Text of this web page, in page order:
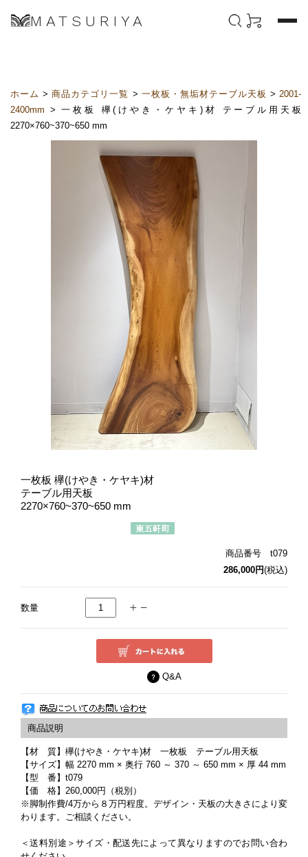
MATSURIYA
ホーム >商品カテゴリ一覧 > 一枚板・無垢材テーブル天板 >2001-
2400mm > 一枚板 欅(けやき・ケヤキ)材 テーブル用天板
2270×760~370~650 mm
一枚板 欅(けやき・ケヤキ)材
テーブル用天板
2270×760~370~650 mm
商品番号 t079
286,000円(税込)
数量
Q&A
【材 質】欅(けやき・ケヤキ)材 一枚板 テーブル用天板
【サイズ】幅 2270 mm × 奥行 760 ～ 370 ～ 650 mm × 厚 44 mm
【型 番】t079
【価 格】260,000円（税別）
※脚制作費/4万から８万円程度。デザイン・天板の大きさにより変
わります。ご相談ください。
＜送料別途＞サイズ・配送先によって異なりますのでお問い合わ